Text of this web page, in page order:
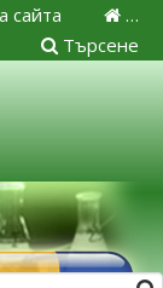
…
сайта
Търсене